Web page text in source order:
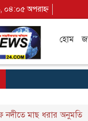
০৪:০৫ অপরাহ্ন
হোম
মাছ ধরার অনুমতি